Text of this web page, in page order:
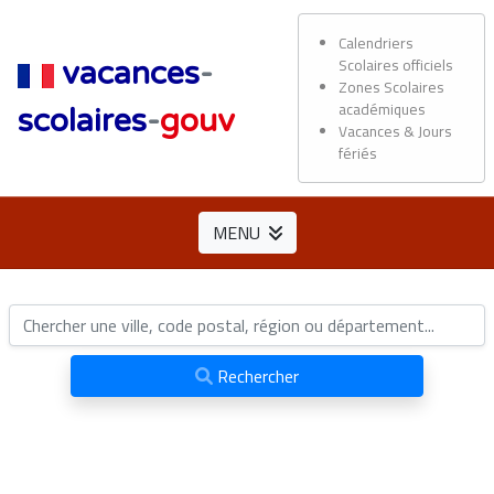
vacances-
scolaires-gouv
Calendriers
Scolaires officiels
Zones Scolaires
académiques
Vacances & Jours
fériés
MENU
Rechercher